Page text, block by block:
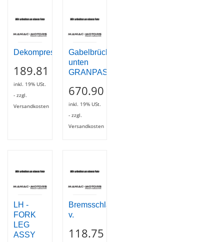
Dekompressioneinheit
189.81
inkl. 19% USt.
- zzgl.
Versandkosten
Gabelbrücke
unten
GRANPASSO
670.90
inkl. 19% USt.
- zzgl.
Versandkosten
LH -
FORK
LEG
ASSY
Bremsschlauch
v.
118.75